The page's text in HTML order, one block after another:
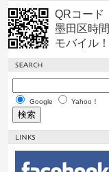
QRコード
墨田区時間
モバイル！
Google Yahoo！